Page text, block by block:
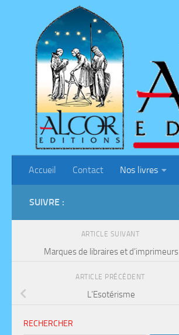
Skip to content
Accueil Contact Nos livres
SUIVRE :
ARTICLE SUIVANT
Marques de libraires et d’imprimeurs
ARTICLE PRÉCÉDENT
L’Esotérisme
RECHERCHER